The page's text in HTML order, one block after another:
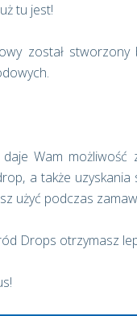
tu jest!
został
Wam możliwość
a także
użyć podczas
Drops otrzymasz